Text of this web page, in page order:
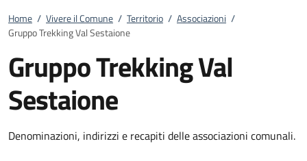
Home / Vivere il Comune / Territorio / Associazioni /
Gruppo Trekking Val Sestaione
Gruppo Trekking Val
Sestaione
Denominazioni, indirizzi e recapiti delle associazioni comunali.